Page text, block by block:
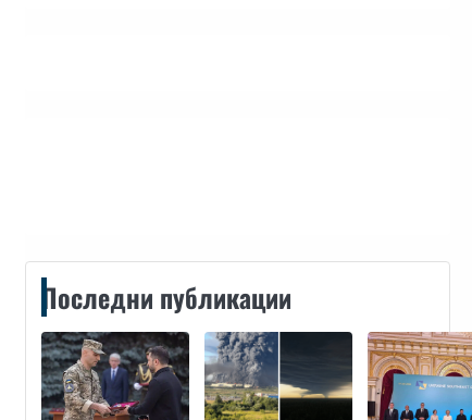
Последни публикации